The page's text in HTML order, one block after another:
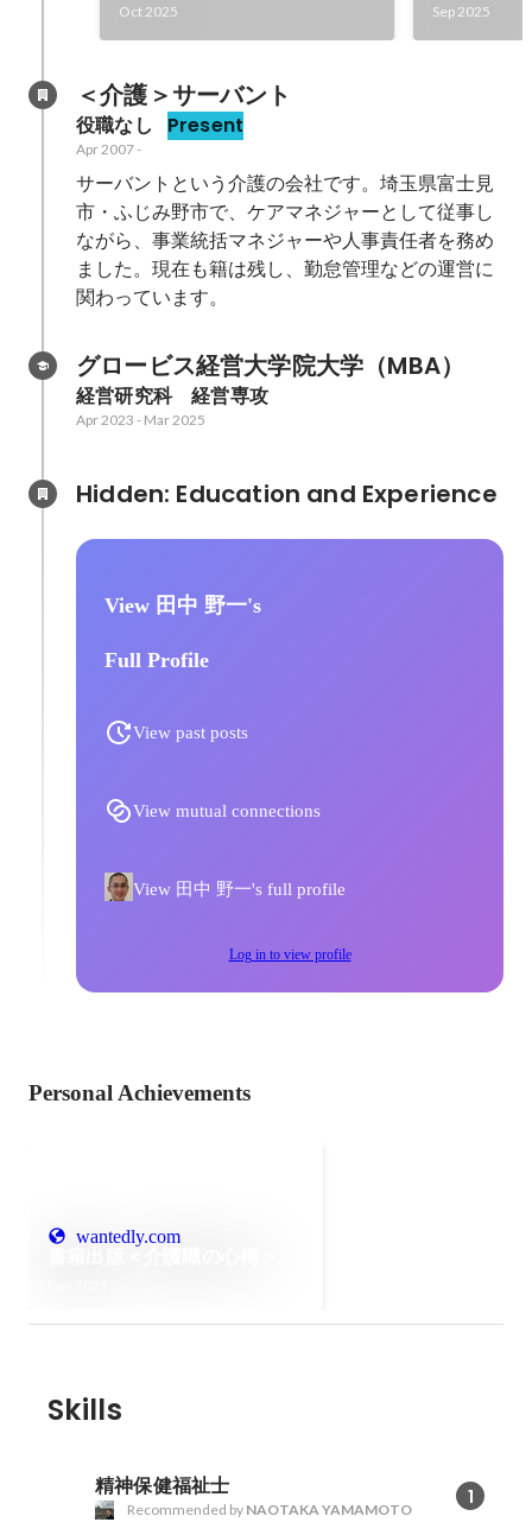
Oct 2025 Sep 2025
＜介護＞サーバント
役職なし Present
Apr 2007-
サーバントという介護の会社です。埼玉県富士見
市・ふじみ野市で、ケアマネジャーとして従事し
ながら、事業統括マネジャーや人事責任者を務め
ました。現在も籍は残し、勤怠管理などの運営に
関わっています。
グロービス経営大学院大学（MBA）
経営研究科　経営専攻
Apr 2023 - Mar 2025
View 田中 野一's
Full Profile
View past posts
View mutual connections
View 田中 野一's full profile
Log in to view profile
Personal Achievements
wantedly.com
Skills
精神保健福祉士 1
Recommended by NAOTAKA YAMAMOTO